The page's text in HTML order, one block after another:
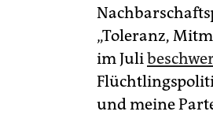
„Toleranz,
im Juli
und meine